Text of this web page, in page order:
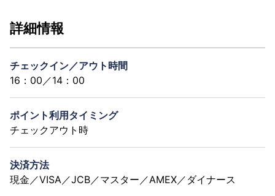
詳細情報
チェックイン／アウト時間
16：00／14：00
ポイント利用タイミング
チェックアウト時
決済方法
現金／VISA／JCB／マスター／AMEX／ダイナース